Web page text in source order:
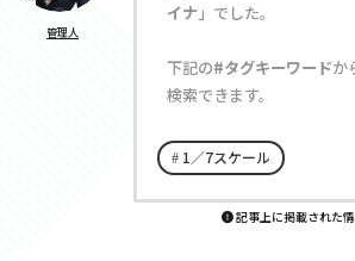
管理人
イナ」でした。
下記の#タグキーワードか
検索できます。
1／7スケール
記事上に掲載された